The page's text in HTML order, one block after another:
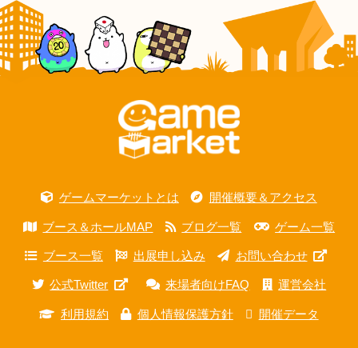
ゲームマーケットとは 開催概要＆アクセス
ブース＆ホールMAP ブログ一覧 ゲーム一覧
ブース一覧 出展申し込み お問い合わせ
公式Twitter 来場者向けFAQ 運営会社
利用規約 個人情報保護方針 開催データ